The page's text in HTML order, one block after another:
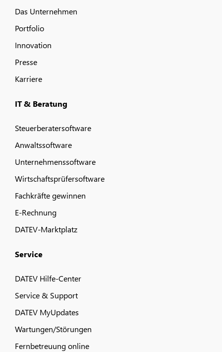
Das Unternehmen
Portfolio
Innovation
Presse
Karriere
IT & Beratung
Steuerberatersoftware
Anwaltssoftware
Unternehmenssoftware
Wirtschaftsprüfersoftware
Fachkräfte gewinnen
E-Rechnung
DATEV-Marktplatz
Service
DATEV Hilfe-Center
Service & Support
DATEV MyUpdates
Wartungen/Störungen
Fernbetreuung online